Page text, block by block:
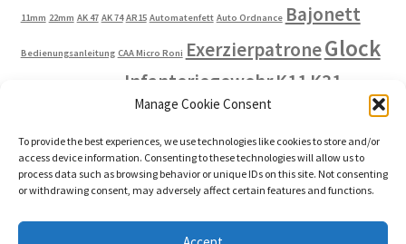
Manage Cookie Consent
To provide the best experiences, we use technologies like cookies to store and/or
access device information. Consenting to these technologies will allow us to
process data such as browsing behavior or unique IDs on this site. Not consenting
or withdrawing consent, may adversely affect certain features and functions.
11mm 22mm AK 47 AK 74 AR15 Automatenfett Auto Ordnance Bajonett
Bedienungsanleitung CAA Micro Roni ExerzierpatroneGlock
InfanteriegewehrK11 K31
Lampe Langgewehr
MagazinManipulierpatroneMontageringe
Putzutensilien Putzzeug Riemen Schlagbolzen Sicherheit SIG Stgw 57
Stgw 90ThompsonUS .30 M1 US 1927A1 US M1 US M1A1 US